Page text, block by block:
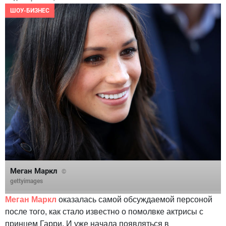
ШОУ-БИЗНЕС
Меган Маркл
©
gettyimages
Меган Маркл оказалась самой обсуждаемой персоной
после того, как стало известно о помолвке актрисы с
принцем Гарри. И уже начала появляться в